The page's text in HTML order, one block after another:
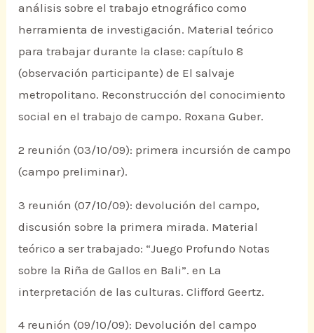
análisis sobre el trabajo etnográfico como
herramienta de investigación. Material teórico
para trabajar durante la clase: capítulo 8
(observación participante) de El salvaje
metropolitano. Reconstrucción del conocimiento
social en el trabajo de campo. Roxana Guber.
2 reunión (03/10/09): primera incursión de campo
(campo preliminar).
3 reunión (07/10/09): devolución del campo,
discusión sobre la primera mirada. Material
teórico a ser trabajado: “Juego Profundo Notas
sobre la Riña de Gallos en Bali”. en La
interpretación de las culturas. Clifford Geertz.
4 reunión (09/10/09): Devolución del campo